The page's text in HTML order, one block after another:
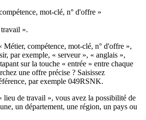
mot-clé, n° d'offre »
».
Métier, compétence, mot-clé, n° d'offre »,
par exemple, « serveur », « anglais »,
sur la touche « entrée » entre chaque
une offre précise ? Saisissez
par exemple 049RSNK.
lieu de travail », vous avez la possibilité de
un département, une région, un pays ou